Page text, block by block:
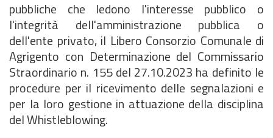
pubbliche che ledono l'interesse pubblico o
l'integrità dell'amministrazione pubblica o
dell'ente privato, il Libero Consorzio Comunale di
Agrigento con Determinazione del Commissario
Straordinario n. 155 del 27.10.2023 ha definito le
procedure per il ricevimento delle segnalazioni e
per la loro gestione in attuazione della disciplina
del Whistleblowing.